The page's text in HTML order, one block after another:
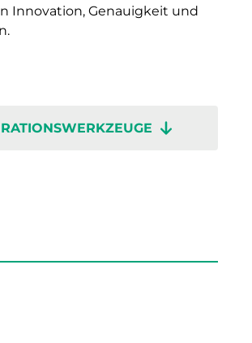
Innovation, Genauigkeit und